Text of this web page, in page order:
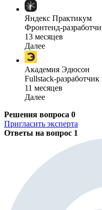
Яндекс Практикум
Фронтенд-
13 месяцев
Далее
Академия Эдюсон
Fullstack-
11 месяцев
Далее
Решения вопроса 0
Пригласить эксперта
Ответы на вопрос 1